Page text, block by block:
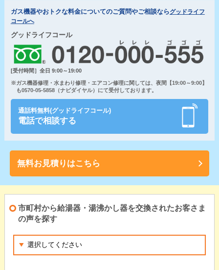
ガス機器やおトクな料金についてのご質問やご相談ならグッドライフ
コールへ
グッドライフコール
[受付時間］全日 9:00～19:00
※ガス機器修理・水まわり修理・エアコン修理に関しては、夜間【19:00～9:00】
も0570-05-5858（ナビダイヤル）にて受付しております。
通話料無料(グッドライフコール)
電話で相談する
無料お見積りはこちら
市町村から給湯器・湯沸かし器を交換されたお客さま
の声を探す